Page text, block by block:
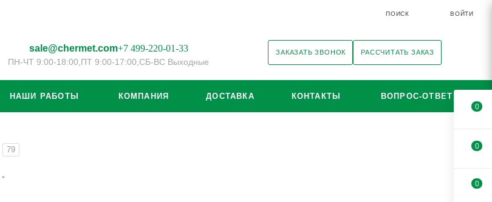
ПОИСК ВОЙТИ
sale@chermet.com+7 499-220-01-33
ПН-ЧТ 9:00-18:00, ПТ 9:00-17:00, СБ-ВС Выходные
ЗАКАЗАТЬ ЗВОНОК РАССЧИТАТЬ ЗАКАЗ
НАШИ РАБОТЫ КОМПАНИЯ ДОСТАВКА КОНТАКТЫ ВОПРОС-ОТВЕТ
79
0
0
0